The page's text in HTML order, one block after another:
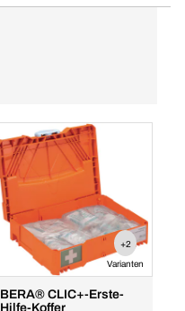
+2
Varianten
BERA® CLIC+-Erste-
Hilfe-Koffer